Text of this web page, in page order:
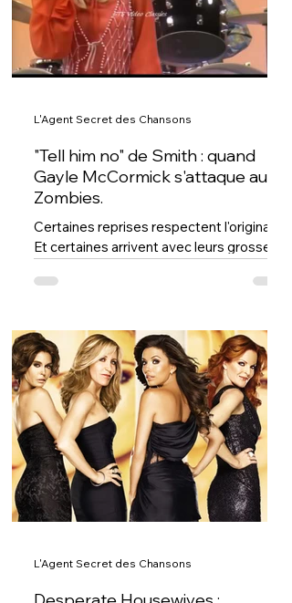
"Tell him no" de Smith : quand
Gayle McCormick s'attaque aux
Zombies.
Certaines reprises respectent l'original.
Et certaines arrivent avec leurs grosses
repeignent les murs avant de repartir.
Smith. En 1969, le groupe californien
glisse cette reprise sur son premier
album A group called Smith. Coincée
entre plusieurs morceaux originaux et
quelques autres reprises musclées, elle
pourrait presque passer inaperçue. Ce
serait une erreur. Car derrière cette
chanson se cache
L'Agent Secret des Chansons
L'Agent Secret des Chansons